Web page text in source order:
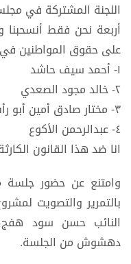
اللجنة المشتركة في
أربعة نحن فقط أنسحبنا
على حقوق المواطنين في
١- أحمد سيف حاشد
٢- خالد مجود الصعدي
٣- مختار صادق أمين أبو رأس
٤- عبدالرحمن الأكوع
انا ضد هذا القانون
وامتنع عن حضور جلسة
بالتمرير والتصويت
النائب حسن سود هفج،
دهشوش من الجلسة.